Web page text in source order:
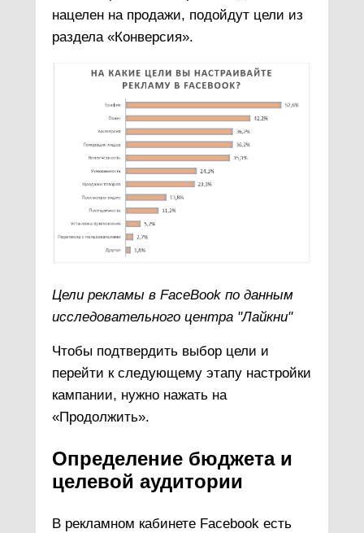
нацелен на продажи, подойдут цели из
раздела «Конверсия».
Цели рекламы в FaceBook по данным
исследовательного центра "Лайкни"
Чтобы подтвердить выбор цели и
перейти к следующему этапу настройки
кампании, нужно нажать на
«Продолжить».
Определение бюджета и
целевой аудитории
В рекламном кабинете Facebook есть